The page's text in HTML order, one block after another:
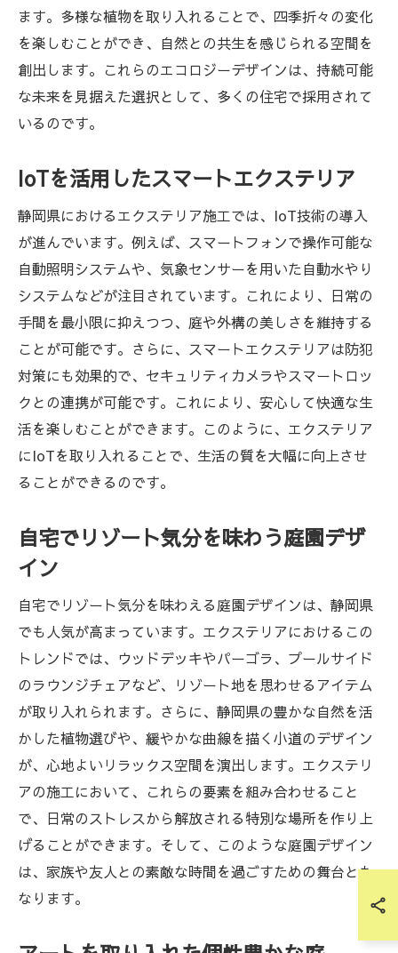
ます。多様な植物を取り入れることで、四季折々の変化
を楽しむことができ、自然との共生を感じられる空間を
創出します。これらのエコロジーデザインは、持続可能
な未来を見据えた選択として、多くの住宅で採用されて
いるのです。
IoTを活用したスマートエクステリア
静岡県におけるエクステリア施工では、IoT技術の導入
が進んでいます。例えば、スマートフォンで操作可能な
自動照明システムや、気象センサーを用いた自動水やり
システムなどが注目されています。これにより、日常の
手間を最小限に抑えつつ、庭や外構の美しさを維持する
ことが可能です。さらに、スマートエクステリアは防犯
対策にも効果的で、セキュリティカメラやスマートロッ
クとの連携が可能です。これにより、安心して快適な生
活を楽しむことができます。このように、エクステリア
にIoTを取り入れることで、生活の質を大幅に向上させ
ることができるのです。
自宅でリゾート気分を味わう庭園デザ
イン
自宅でリゾート気分を味わえる庭園デザインは、静岡県
でも人気が高まっています。エクステリアにおけるこの
トレンドでは、ウッドデッキやパーゴラ、プールサイド
のラウンジチェアなど、リゾート地を思わせるアイテム
が取り入れられます。さらに、静岡県の豊かな自然を活
かした植物選びや、緩やかな曲線を描く小道のデザイン
が、心地よいリラックス空間を演出します。エクステリ
アの施工において、これらの要素を組み合わせること
で、日常のストレスから解放される特別な場所を作り上
げることができます。そして、このような庭園デザイン
は、家族や友人との素敵な時間を過ごすための舞台とも
なります。